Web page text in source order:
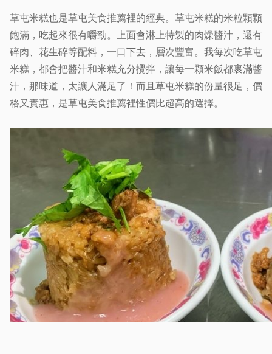
草屯米糕也是草屯美食推薦裡的經典。草屯米糕的米粒顆顆
飽滿，吃起來很有嚼勁。上面會淋上特製的肉燥醬汁，還有
碎肉、花生碎等配料，一口下去，層次豐富。我每次吃草屯
米糕，都會把醬汁和米糕充分攪拌，讓每一顆米飯都裹滿醬
汁，那味道，太讓人滿足了！而且草屯米糕的份量很足，價
格又實惠，是草屯美食推薦裡性價比超高的選擇。